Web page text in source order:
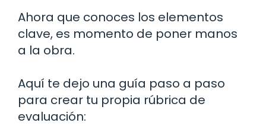
Ahora que conoces los elementos
clave, es momento de poner manos
a la obra.
Aquí te dejo una guía paso a paso
para crear tu propia rúbrica de
evaluación: